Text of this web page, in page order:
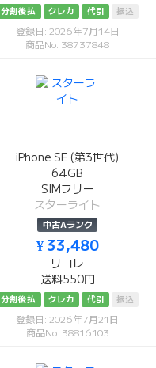
分割後払 クレカ 代引 振込
登録日: 2026年7月14日
商品No: 38737848
iPhone SE (第3世代)
64GB
SIMフリー
スターライト
中古Aランク
¥ 33,480
リコレ
送料550円
分割後払 クレカ 代引 振込
登録日: 2026年7月21日
商品No: 38816103